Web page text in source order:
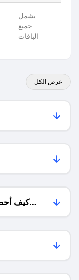
يشمل
جميع
الباقات
عرض الكل
كيف